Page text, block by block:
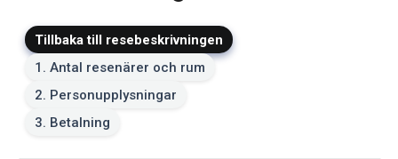
Tillbaka till resebeskrivningen
1. Antal resenärer och rum
2. Personupplysningar
3. Betalning